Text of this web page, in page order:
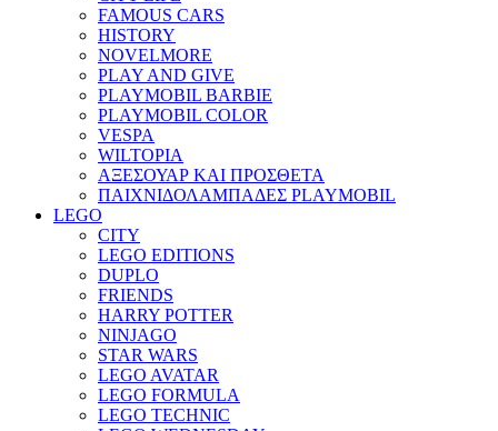
FAMOUS CARS
HISTORY
NOVELMORE
PLAY AND GIVE
PLAYMOBIL BARBIE
PLAYMOBIL COLOR
VESPA
WILTOPIA
ΑΞΕΣΟΥΑΡ ΚΑΙ ΠΡΟΣΘΕΤΑ
ΠΑΙΧΝΙΔΟΛΑΜΠΑΔΕΣ PLAYMOBIL
LEGO
CITY
LEGO EDITIONS
DUPLO
FRIENDS
HARRY POTTER
NINJAGO
STAR WARS
LEGO AVATAR
LEGO FORMULA
LEGO TECHNIC